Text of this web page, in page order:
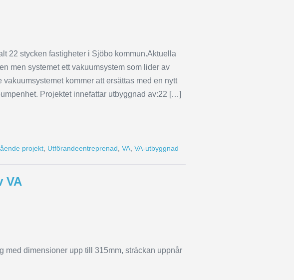
22 stycken fastigheter i Sjöbo kommun.Aktuella
men systemet ett vakuumsystem som lider av
kommer att ersättas med en nytt
Projektet innefattar utbyggnad av:22 […]
projekt Utförandeentreprenad VA VA-utbyggnad
VA
med dimensioner upp till 315mm, sträckan uppnår